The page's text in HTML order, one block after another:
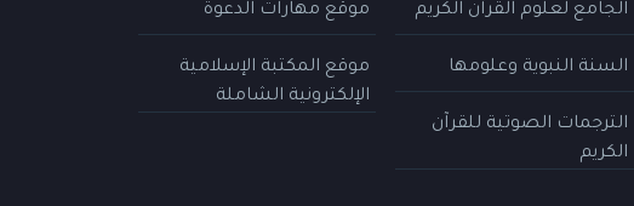
الجامع لعلوم القرآن الكريم
السنة النبوية وعلومها
الترجمات الصوتية للقرآن
الكريم
موقع مهارات الدعوة
موقع المكتبة الإسلامية
الإلكترونية الشاملة